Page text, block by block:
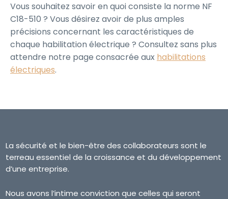
Vous souhaitez savoir en quoi consiste la norme NF
C18-510 ? Vous désirez avoir de plus amples
précisions concernant les caractéristiques de
chaque habilitation électrique ? Consultez sans plus
attendre notre page consacrée aux habilitations
électriques.
La sécurité et le bien-être des collaborateurs sont le
terreau essentiel de la croissance et du développement
d’une entreprise.
Nous avons l’intime conviction que celles qui seront